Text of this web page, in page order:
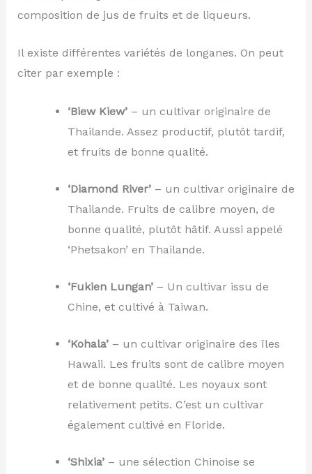
composition de jus de fruits et de liqueurs.
Il existe différentes variétés de longanes. On peut
citer par exemple :
‘Biew Kiew’– un cultivar originaire de
Thailande. Assez productif, plutôt tardif,
et fruits de bonne qualité.
‘Diamond River’– un cultivar originaire de
Thailande. Fruits de calibre moyen, de
bonne qualité, plutôt hâtif. Aussi appelé
‘Phetsakon’ en Thailande.
‘Fukien Lungan’– Un cultivar issu de
Chine, et cultivé à Taiwan.
‘Kohala’– un cultivar originaire des îles
Hawaii. Les fruits sont de calibre moyen
et de bonne qualité. Les noyaux sont
relativement petits. C’est un cultivar
également cultivé en Floride.
‘Shixia’– une sélection Chinoise se